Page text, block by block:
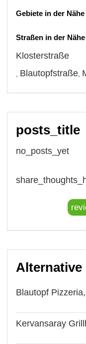
Gebiete in der Nähe
Straßen in der Nähe
Klosterstraße
Blautopfstraße
posts_title
no_posts_yet
Alternative
Blautopf
Kervansaray